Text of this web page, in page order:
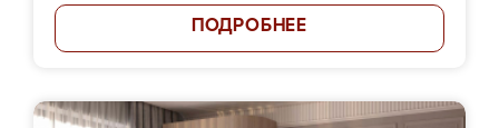
ПОДРОБНЕЕ